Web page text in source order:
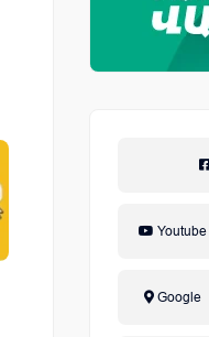
Youtube
Google